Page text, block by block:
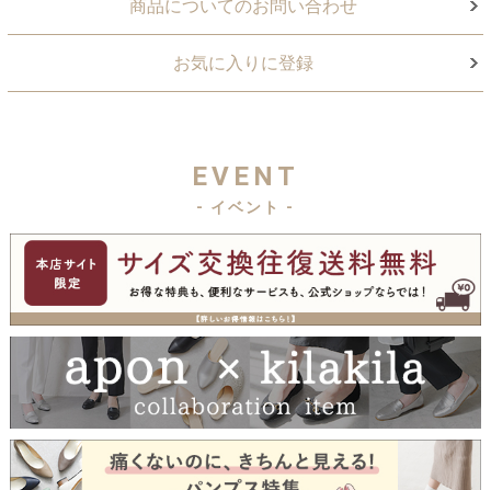
商品についてのお問い合わせ
お気に入りに登録
EVENT
- イベント -